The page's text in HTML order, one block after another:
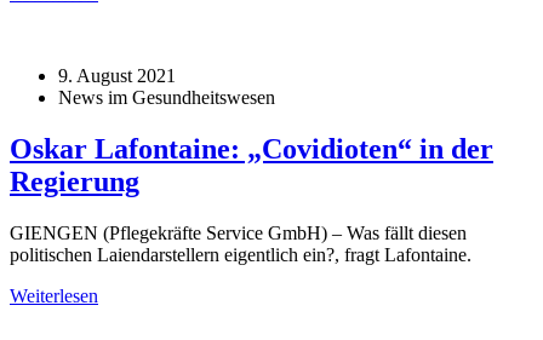
9. August 2021
News im Gesundheitswesen
Oskar Lafontaine: „Covidioten“ in der
Regierung
GIENGEN (Pflegekräfte Service GmbH) – Was fällt diesen
politischen Laiendarstellern eigentlich ein?, fragt Lafontaine.
Weiterlesen